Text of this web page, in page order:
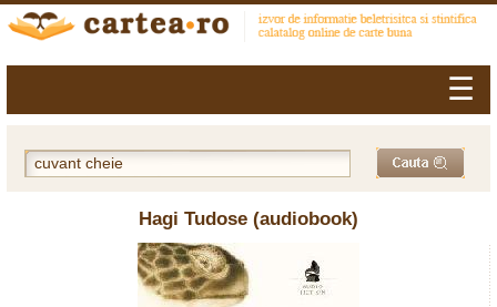
☰
Hagi Tudose (audiobook)